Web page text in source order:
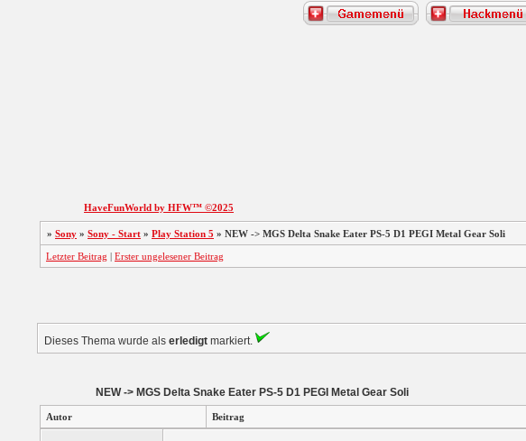
HaveFunWorld by HFW™ ©2025
» Sony » Sony - Start » Play Station 5 » NEW -> MGS Delta Snake Eater PS-5 D1 PEGI Metal Gear Soli
Letzter Beitrag | Erster ungelesener Beitrag
Dieses Thema wurde als erledigt markiert.
NEW -> MGS Delta Snake Eater PS-5 D1 PEGI Metal Gear Soli
Autor Beitrag